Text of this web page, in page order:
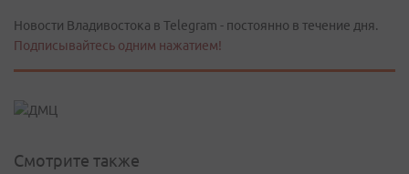
Новости Владивостока в Telegram - постоянно в течение дня.
Подписывайтесь одним нажатием!
Смотрите также